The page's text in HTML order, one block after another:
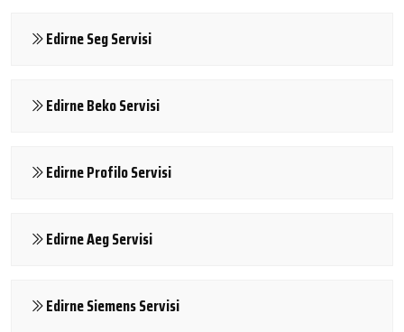
Edirne Seg Servisi
Edirne Beko Servisi
Edirne Profilo Servisi
Edirne Aeg Servisi
Edirne Siemens Servisi